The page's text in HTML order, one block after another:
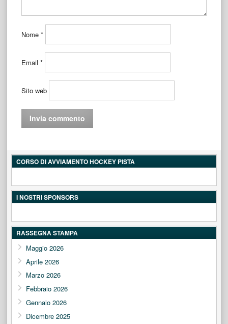
Nome *
Email *
Sito web
CORSO DI AVVIAMENTO HOCKEY PISTA
I NOSTRI SPONSORS
RASSEGNA STAMPA
Maggio 2026
Aprile 2026
Marzo 2026
Febbraio 2026
Gennaio 2026
Dicembre 2025